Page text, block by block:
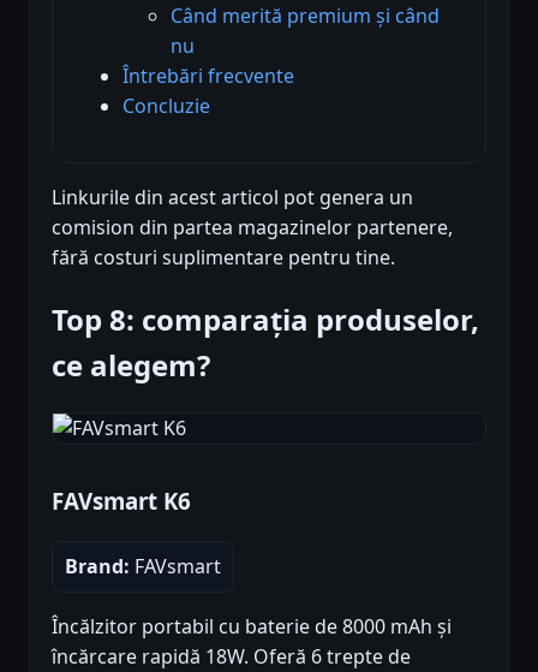
Când merită premium și când
nu
Întrebări frecvente
Concluzie
Linkurile din acest articol pot genera un
comision din partea magazinelor partenere,
fără costuri suplimentare pentru tine.
Top 8: comparația produselor,
ce alegem?
FAVsmart K6
Brand: FAVsmart
Încălzitor portabil cu baterie de 8000 mAh și
încărcare rapidă 18W. Oferă 6 trepte de